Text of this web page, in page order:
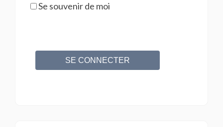
Se souvenir de moi